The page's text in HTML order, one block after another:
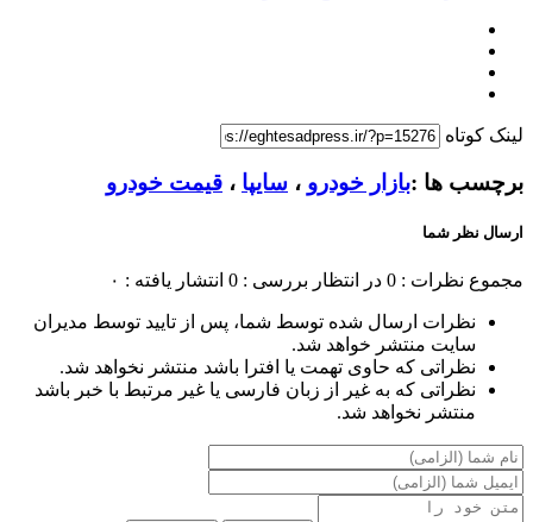
لینک کوتاه
برچسب ها :بازار خودرو ، سایپا ، قیمت خودرو
ارسال نظر شما
مجموع نظرات : 0 در انتظار بررسی : 0 انتشار یافته : ۰
نظرات ارسال شده توسط شما، پس از تایید توسط مدیران
سایت منتشر خواهد شد.
نظراتی که حاوی تهمت یا افترا باشد منتشر نخواهد شد.
نظراتی که به غیر از زبان فارسی یا غیر مرتبط با خبر باشد
منتشر نخواهد شد.